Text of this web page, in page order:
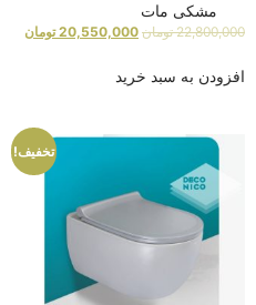
مشکی مات
22,800,000 تومان 20,550,000 تومان
افزودن به سبد خرید
تخفیف!